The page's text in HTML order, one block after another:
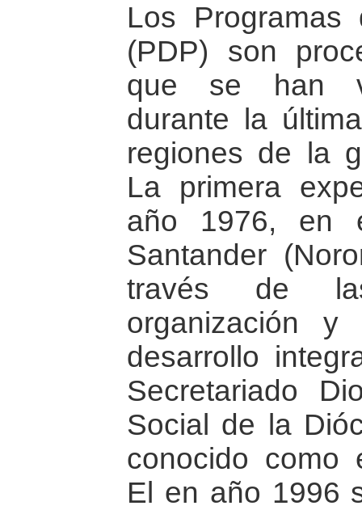
Los
(PDP) son
que se han
durante la
regiones de la
La primera
año 1976, en
Santander
través de
organización y
desarrollo
Secretariado
Social de la
conocido como
El en año 1996